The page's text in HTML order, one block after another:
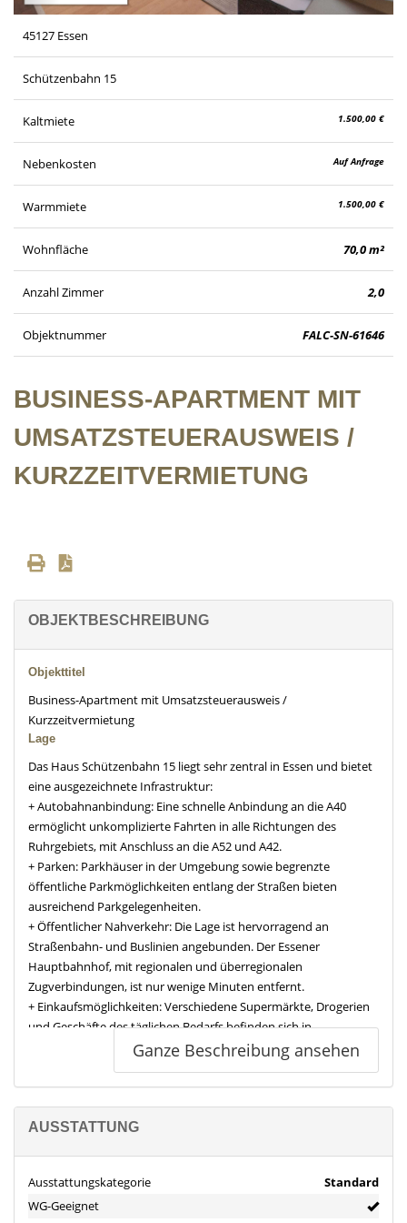
45127 Essen
Schützenbahn 15
Kaltmiete 1.500,00 €
Nebenkosten Auf Anfrage
Warmmiete 1.500,00 €
Wohnfläche 70,0 m²
Anzahl Zimmer 2,0
Objektnummer FALC-SN-61646
BUSINESS-APARTMENT MIT
UMSATZSTEUERAUSWEIS /
KURZZEITVERMIETUNG
OBJEKTBESCHREIBUNG
Objekttitel
Business-Apartment mit Umsatzsteuerausweis /
Kurzzeitvermietung
Lage
Das Haus Schützenbahn 15 liegt sehr zentral in Essen und bietet
eine ausgezeichnete Infrastruktur:
+ Autobahnanbindung: Eine schnelle Anbindung an die A40
ermöglicht unkomplizierte Fahrten in alle Richtungen des
Ruhrgebiets, mit Anschluss an die A52 und A42.
+ Parken: Parkhäuser in der Umgebung sowie begrenzte
öffentliche Parkmöglichkeiten entlang der Straßen bieten
ausreichend Parkgelegenheiten.
+ Öffentlicher Nahverkehr: Die Lage ist hervorragend an
Straßenbahn- und Buslinien angebunden. Der Essener
Hauptbahnhof, mit regionalen und überregionalen
Zugverbindungen, ist nur wenige Minuten entfernt.
+ Einkaufsmöglichkeiten: Verschiedene Supermärkte, Drogerien
und Geschäfte des täglichen Bedarfs befinden sich in
unmittelbarer Nähe. Die Essener Innenstadt und Kettwiger
Schützenbahn 15 eignet sich ideal für Personen, die eine zentrale
Lage mit umfassender Infrastruktur schätzen.
Ausstattung
Wohnungsausstattung:
Kaffeemaschine, Töpfen, Pfannen, Geschirr und Besteck u.vm.
Wohnbereich: Fernseher, Sofa, Esstisch u.v.m.
Ganze Beschreibung ansehen
AUSSTATTUNG
Ausstattungskategorie
Standard
WG-Geeignet